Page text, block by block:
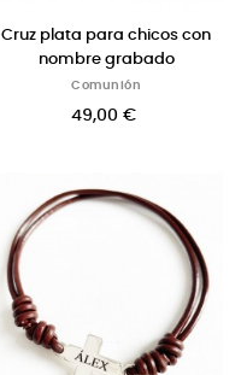
Cruz plata para chicos con
nombre grabado
Comunión
49,00 €